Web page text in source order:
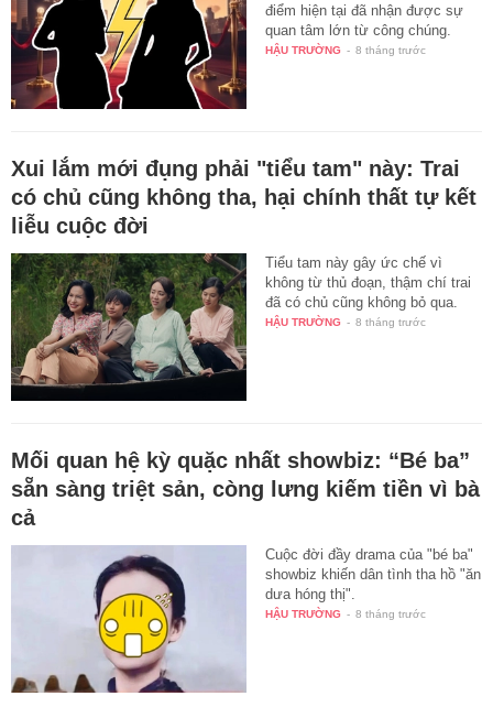
điểm hiện tại đã nhận được sự
quan tâm lớn từ công chúng.
HẬU TRƯỜNG - 8 tháng trước
Xui lắm mới đụng phải "tiểu tam" này: Trai
có chủ cũng không tha, hại chính thất tự kết
liễu cuộc đời
Tiểu tam này gây ức chế vì
không từ thủ đoạn, thậm chí trai
đã có chủ cũng không bỏ qua.
HẬU TRƯỜNG - 8 tháng trước
Mối quan hệ kỳ quặc nhất showbiz: “Bé ba”
sẵn sàng triệt sản, còng lưng kiếm tiền vì bà
cả
Cuộc đời đầy drama của "bé ba"
showbiz khiến dân tình tha hồ "ăn
dưa hóng thị".
HẬU TRƯỜNG - 8 tháng trước